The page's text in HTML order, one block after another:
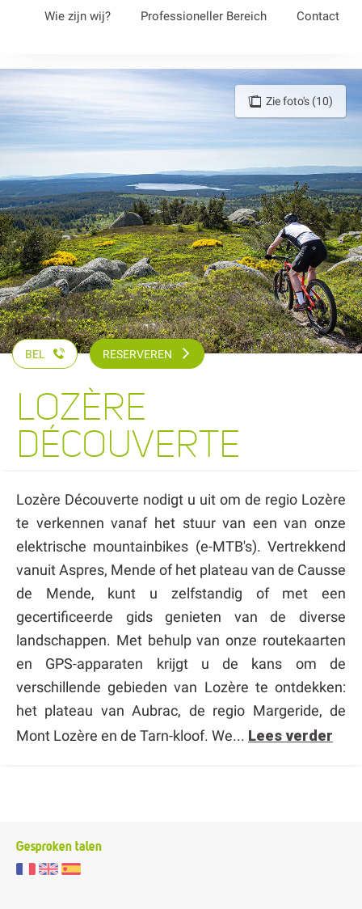
principal
Wie zijn wij? Professioneller Bereich Contact
Zie foto's (10)
BEL RESERVEREN
LOZÈRE
DÉCOUVERTE
Lozère Découverte nodigt u uit om de regio Lozère
te verkennen vanaf het stuur van een van onze
elektrische mountainbikes (e-MTB's). Vertrekkend
vanuit Aspres, Mende of het plateau van de Causse
de Mende, kunt u zelfstandig of met een
gecertificeerde gids genieten van de diverse
landschappen. Met behulp van onze routekaarten
en GPS-apparaten krijgt u de kans om de
verschillende gebieden van Lozère te ontdekken:
het plateau van Aubrac, de regio Margeride, de
Mont Lozère en de Tarn-kloof. We... Lees verder
Gesproken talen